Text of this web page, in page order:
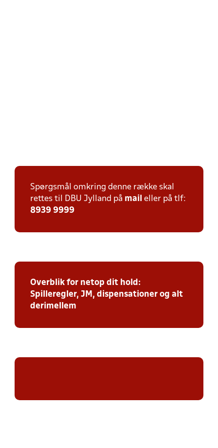
Spørgsmål omkring denne række skal
rettes til DBU Jylland på mail eller på tlf:
8939 9999
Overblik for netop dit hold:
Spilleregler, JM, dispensationer og alt
derimellem